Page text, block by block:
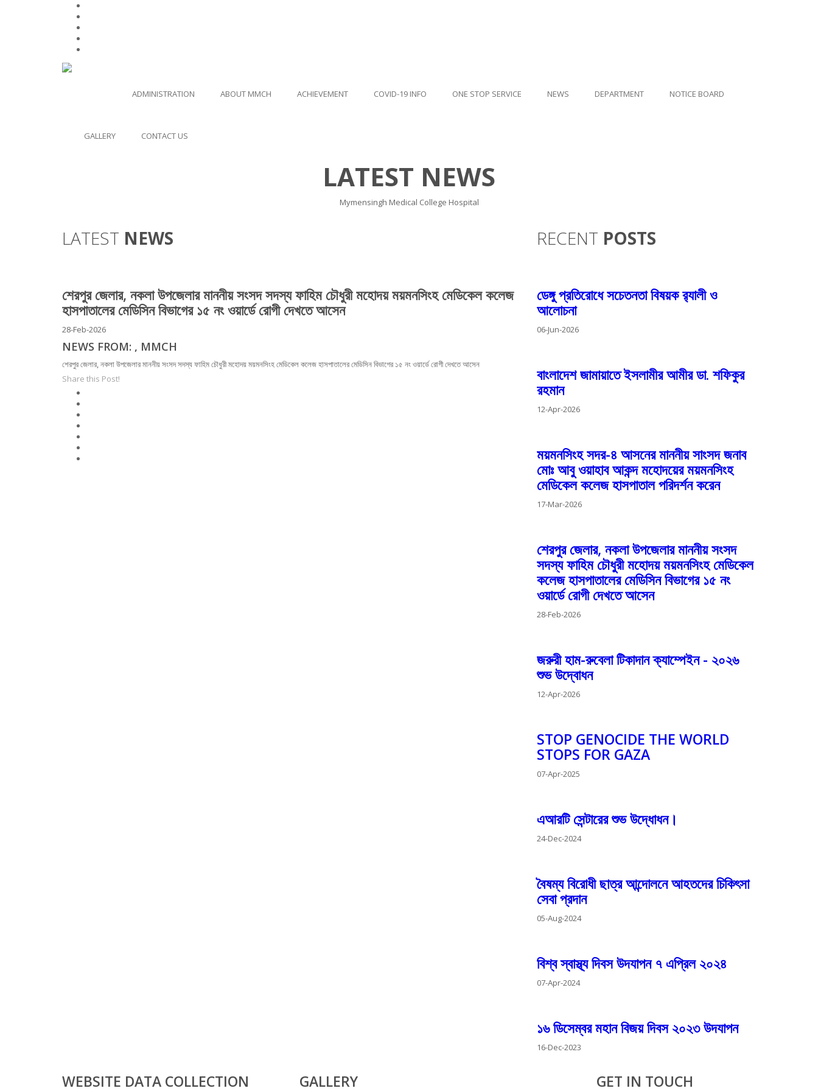
ADMINISTRATION ABOUT MMCH ACHIEVEMENT COVID-19 INFO ONE STOP SERVICE NEWS DEPARTMENT NOTICE BOARD
GALLERY CONTACT US
LATEST NEWS
Mymensingh Medical College Hospital
LATEST NEWS
শেরপুর জেলার, নকলা উপজেলার মাননীয় সংসদ সদস্য ফাহিম চৌধুরী মহোদয় ময়মনসিংহ মেডিকেল কলেজ
হাসপাতালের মেডিসিন বিভাগের ১৫ নং ওয়ার্ডে রোগী দেখতে আসেন
28-Feb-2026
NEWS FROM: , MMCH
শেরপুর জেলার, নকলা উপজেলার মাননীয় সংসদ সদস্য ফাহিম চৌধুরী মহোদয় ময়মনসিংহ মেডিকেল কলেজ হাসপাতালের মেডিসিন বিভাগের ১৫ নং ওয়ার্ডে রোগী দেখতে আসেন
Share this Post!
RECENT POSTS
ডেঙ্গু প্রতিরোধে সচেতনতা বিষয়ক র‌্যালী ও
আলোচনা
06-Jun-2026
বাংলাদেশ জামায়াতে ইসলামীর আমীর ডা. শফিকুর
রহমান
12-Apr-2026
ময়মনসিংহ সদর-৪ আসনের মাননীয় সাংসদ জনাব
মোঃ আবু ওয়াহাব আকন্দ মহোদয়ের ময়মনসিংহ
মেডিকেল কলেজ হাসপাতাল পরিদর্শন করেন
17-Mar-2026
শেরপুর জেলার, নকলা উপজেলার মাননীয় সংসদ
সদস্য ফাহিম চৌধুরী মহোদয় ময়মনসিংহ মেডিকেল
কলেজ হাসপাতালের মেডিসিন বিভাগের ১৫ নং
ওয়ার্ডে রোগী দেখতে আসেন
28-Feb-2026
জরুরী হাম-রুবেলা টিকাদান ক্যাম্পেইন - ২০২৬
শুভ উদ্বোধন
12-Apr-2026
STOP GENOCIDE THE WORLD
STOPS FOR GAZA
07-Apr-2025
এআরটি সেন্টারের শুভ উদ্ধোধন।
24-Dec-2024
বৈষম্য বিরোধী ছাত্র আন্দোলনে আহতদের চিকিৎসা
সেবা প্রদান
05-Aug-2024
বিশ্ব স্বাস্থ্য দিবস উদযাপন ৭ এপ্রিল ২০২৪
07-Apr-2024
১৬ ডিসেম্বর মহান বিজয় দিবস ২০২৩ উদযাপন
16-Dec-2023
WEBSITE DATA COLLECTION GALLERY GET IN TOUCH